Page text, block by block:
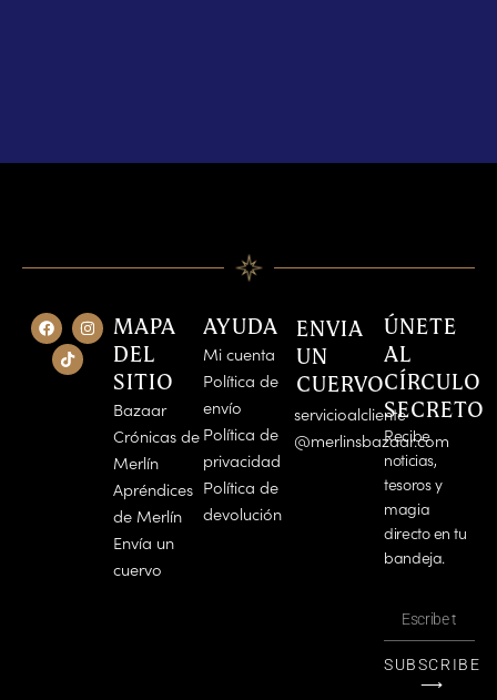
F
a
c
e
I
n
s
T
k
t
o
MAPA
DEL
SITIO
Bazaar
Crónicas de
Merlín
Apréndices
de Merlín
Envía un
cuervo
AYUDA
Mi cuenta
Política de
envío
Política de
privacidad
Política de
devolución
ENVIA
UN
CUERVO
servicioalcliente
@merlinsbazaar.com
ÚNETE
AL
CÍRCULO
SECRETO
Recibe
noticias,
tesoros y
magia
directo en tu
bandeja.
SUBSCRIBE
⟶